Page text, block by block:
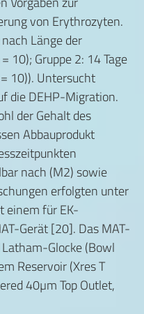
von Erythrozyten.
Länge der
10); Gruppe 2: 14 Tage
10)). Untersucht
die DEHP-Migration.
der Gehalt des
Abbauprodukt
nach (M2) sowie
erfolgten unter
einem für EK-
Gerät [20]. Das MAT-
Glocke (Bowl
Reservoir (Xres T
40µm Top Outlet,